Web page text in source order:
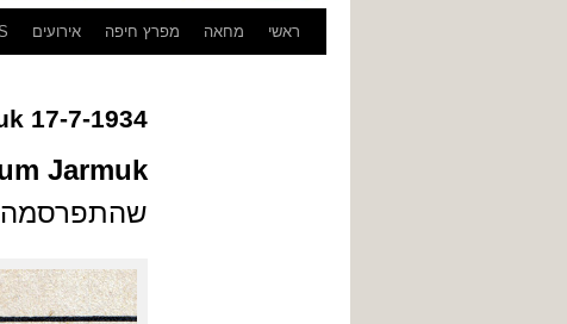
לדלגראשי מחאה מפרץ חיפה אירועים
17-7-1934
Jarmuk
שהתפרסמה ב- 17.7.1934 ביודישה